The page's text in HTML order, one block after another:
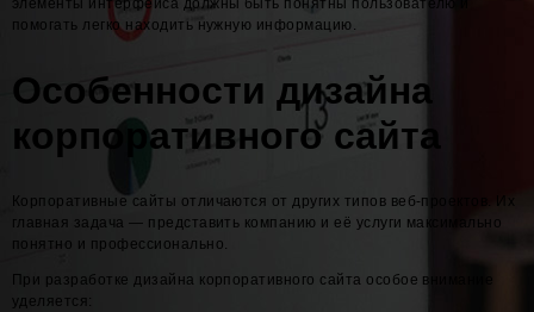
элементы интерфейса должны быть понятны пользователю и
помогать легко находить нужную информацию.
Особенности дизайна
корпоративного сайта
Корпоративные сайты отличаются от других типов веб-проектов. Их
главная задача — представить компанию и её услуги максимально
понятно и профессионально.
При разработке дизайна корпоративного сайта особое внимание
уделяется: